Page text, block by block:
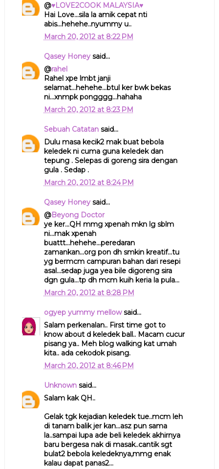
@♥LOVE2COOK MALAYSIA♥
Hai Love...sila la amik cepat nti
abis...hehehe..nyummy u..
March 20, 2012 at 8:22 PM
Qasey Honeysaid...
@rahel
Rahel xpe lmbt janji
selamat...hehehe...btul ker bwk bekas
ni...xnmpk pongggg...hahaha
March 20, 2012 at 8:23 PM
Sebuah Catatan said...
Dulu masa kecik2 mak buat bebola
keledek ni cuma guna keledek dan
tepung . Selepas di goreng sira dengan
gula . Sedap .
March 20, 2012 at 8:24 PM
Qasey Honeysaid...
@Beyong Doctor
ye ker...QH mmg xpenah mkn lg sblm
ni...mak xpenah
buattt...hehehe...peredaran
zamankan...org pon dh smkin kreatif...tu
yg bermcm campuran bahan dari resepi
asal...sedap juga yea bile digoreng sira
dgn gula...tp dh mcm kuih keria la pula...
March 20, 2012 at 8:28 PM
ogyep yummy mellowsaid...
Salam perkenalan.. First time got to
know about d keledek ball.. Macam cucur
pisang ya.. Meh blog walking kat umah
kita.. ada cekodok pisang.
March 20, 2012 at 8:46 PM
Unknownsaid...
Salam kak QH..
Gelak tgk kejadian keledek tue..mcm leh
di tanam balik jer kan...asz pun sama
la..sampai lupa ade beli keledek akhirnya
baru bergesa nak di masak..cantik sgt
bulat2 bebola keledeknya,mmg enak
kalau dapat panas2...